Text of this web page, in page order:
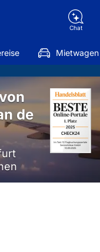
Chat
Mietwagen
de